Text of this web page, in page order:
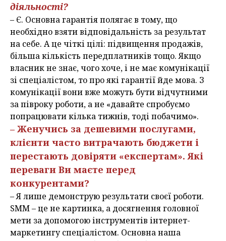
діяльності?
– Є. Основна гарантія полягає в тому, що
необхідно взяти відповідальність за результат
на себе. А це чіткі цілі: підвищення продажів,
більша кількість передплатників тощо. Якщо
власник не знає, чого хоче, і не має комунікації
зі спеціалістом, то про які гарантії йде мова. З
комунікації вони вже можуть бути відчутними
за півроку роботи, а не «давайте спробуємо
попрацювати кілька тижнів, тоді побачимо».
– Женучись за дешевими послугами,
клієнти часто витрачають бюджети і
перестають довіряти «експертам». Які
переваги Ви маєте перед
конкурентами?
– Я лише демонструю результати своєї роботи.
SММ – це не картинка, а досягнення головної
мети за допомогою інструментів інтернет-
маркетингу спеціалістом. Основна наша